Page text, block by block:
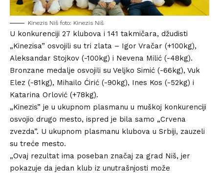
Kinezis Niš foto: Kinezis Niš
U konkurenciji 27 klubova i 141 takmičara, džudisti
„Kinezisa” osvojili su tri zlata – Igor Vračar (+100kg),
Aleksandar Stojkov (-100kg) i Nevena Milić (-48kg).
Bronzane medalje osvojili su Veljko Simić (-66kg), Vuk
Elez (-81kg), Mihailo Ćirić (-90kg), Ines Kos (-52kg) i
Katarina Orlović (+78kg).
„Kinezis” je u ukupnom plasmanu u muškoj konkurenciji
osvojio drugo mesto, ispred je bila samo „Crvena
zvezda”. U ukupnom plasmanu klubova u Srbiji, zauzeli
su treće mesto.
„Ovaj rezultat ima poseban značaj za grad Niš, jer
pokazuje da jedan klub iz unutrašnjosti može